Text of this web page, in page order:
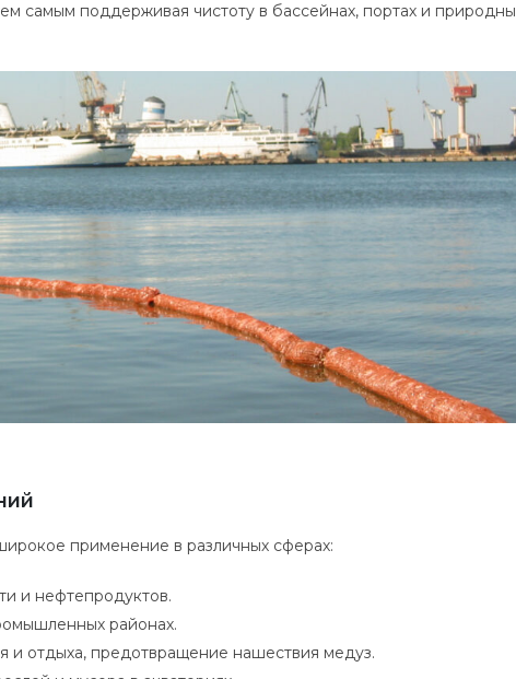
самым поддерживая чистоту в бассейнах, портах и
применение в различных сферах:
и нефтепродуктов.
районах.
и отдыха, предотвращение нашествия медуз.